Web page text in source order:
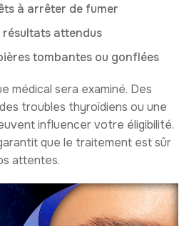
à arrêter de fumer
résultats attendus
tombantes ou gonflées
médical sera examiné. Des
troubles thyroïdiens ou une
influencer votre éligibilité.
que le traitement est sûr
attentes.